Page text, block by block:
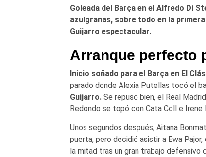
Goleada del Barça en el Alfredo Di
azulgranas, sobre todo en la
Guijarro espectacular.
Arranque perfecto
Inicio soñado para el Barça en El
parado donde Alexia Putellas tocó el
Guijarro.Se repuso bien, el Real
Redondo se topó con Cata Coll e Irene
Unos segundos después, Aitana
puerta, pero decidió asistir a Ewa
la mitad tras un gran trabajo defensivo